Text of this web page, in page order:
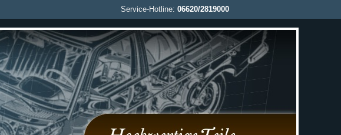
Service-Hotline: 06620/2819000